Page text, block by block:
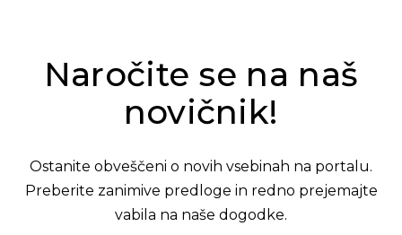
Naročite se na naš
novičnik!
Ostanite obveščeni o novih vsebinah na portalu.
Preberite zanimive predloge in redno prejemajte
vabila na naše dogodke.